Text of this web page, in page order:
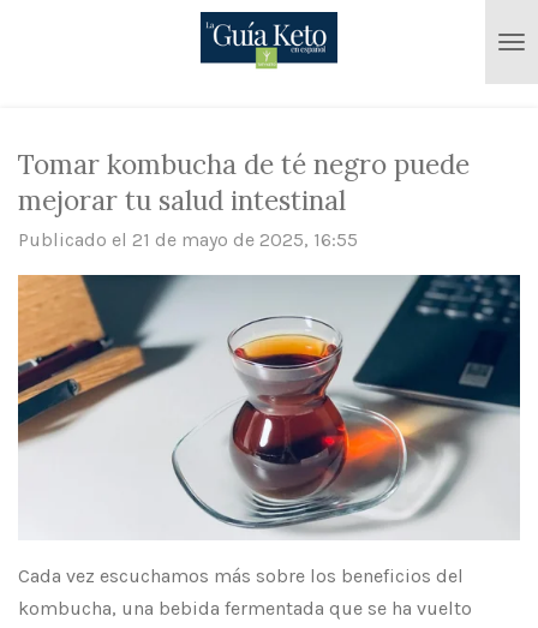
Tomar kombucha de té negro puede
mejorar tu salud intestinal
Publicado el 21 de mayo de 2025, 16:55
Cada vez escuchamos más sobre los beneficios del
kombucha, una bebida fermentada que se ha vuelto